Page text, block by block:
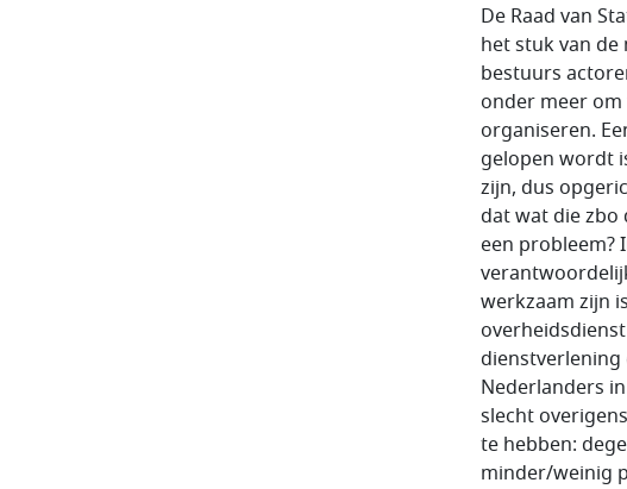
De Raad van
het stuk van
bestuurs
onder meer
organiseren.
gelopen wordt
zijn, dus
dat wat die
een probleem?
werkzaam zijn
Nederlanders
slecht
te hebben:
minder/weinig